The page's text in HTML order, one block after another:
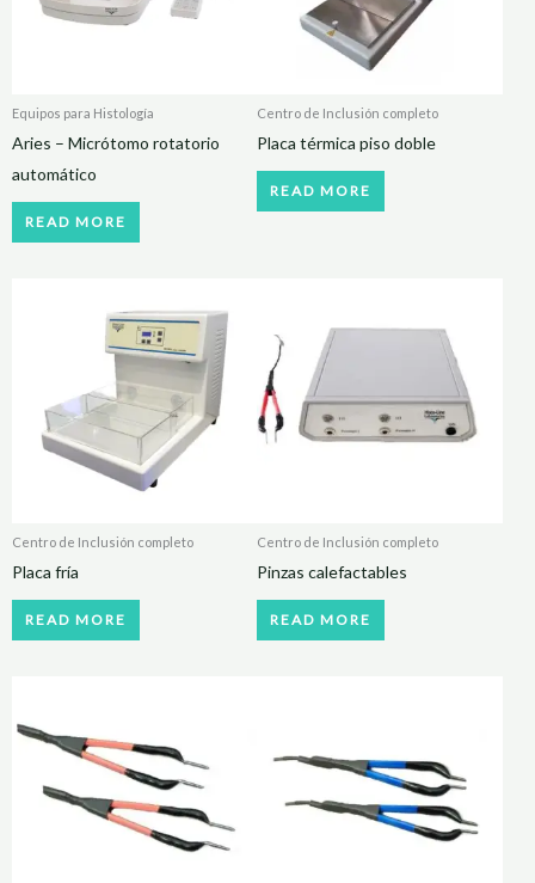
Equipos para Histología
Aries – Micrótomo rotatorio
automático
READ MORE
Centro de Inclusión completo
Placa térmica piso doble
READ MORE
Centro de Inclusión completo
Placa fría
READ MORE
Centro de Inclusión completo
Pinzas calefactables
READ MORE